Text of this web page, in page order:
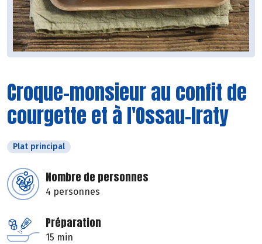
Croque-monsieur au confit de
courgette et à l'Ossau-Iraty
Plat principal
Nombre de personnes
4 personnes
Préparation
15 min